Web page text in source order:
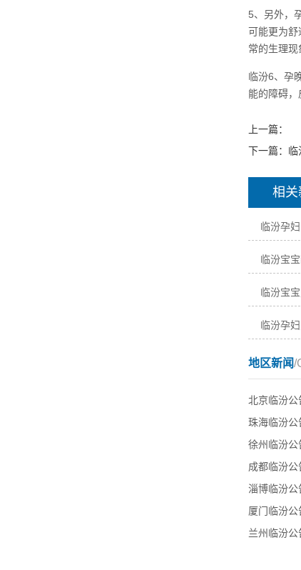
5、另外，
可能更为舒
常的生理现
临汾6、孕
能的障碍
上一篇：
下一篇： 临
相关
临汾孕
临汾宝
临汾宝
临汾孕
地区新闻/
北京临汾公
珠海临汾公
徐州临汾公
成都临汾公
淄博临汾公
厦门临汾公
兰州临汾公